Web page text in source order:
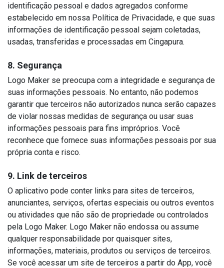
identificação pessoal e dados agregados conforme
estabelecido em nossa Política de Privacidade, e que suas
informações de identificação pessoal sejam coletadas,
usadas, transferidas e processadas em Cingapura.
8. Segurança
Logo Maker se preocupa com a integridade e segurança de
suas informações pessoais. No entanto, não podemos
garantir que terceiros não autorizados nunca serão capazes
de violar nossas medidas de segurança ou usar suas
informações pessoais para fins impróprios. Você
reconhece que fornece suas informações pessoais por sua
própria conta e risco.
9. Link de terceiros
O aplicativo pode conter links para sites de terceiros,
anunciantes, serviços, ofertas especiais ou outros eventos
ou atividades que não são de propriedade ou controlados
pela Logo Maker. Logo Maker não endossa ou assume
qualquer responsabilidade por quaisquer sites,
informações, materiais, produtos ou serviços de terceiros.
Se você acessar um site de terceiros a partir do App, você